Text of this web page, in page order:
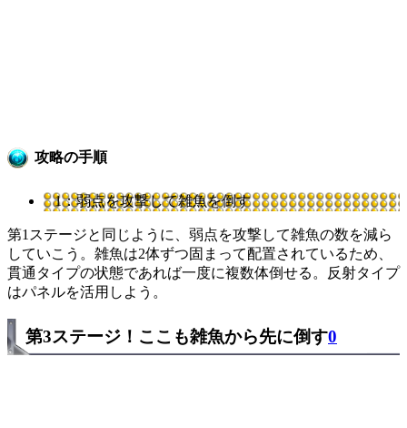
攻略の手順
1：弱点を攻撃して雑魚を倒す
第1ステージと同じように、弱点を攻撃して雑魚の数を減ら
していこう。雑魚は2体ずつ固まって配置されているため、
貫通タイプの状態であれば一度に複数体倒せる。反射タイプ
はパネルを活用しよう。
第3ステージ！ここも雑魚から先に倒す0